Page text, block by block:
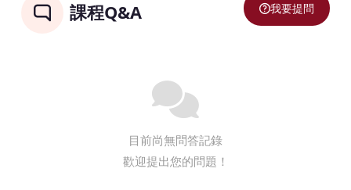
課程Q&A 我要提問
目前尚無問答記錄
歡迎提出您的問題！